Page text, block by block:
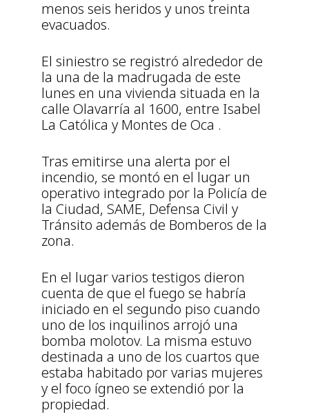
menos seis heridos y unos treinta
evacuados.
El siniestro se registró alrededor de
la una de la madrugada de este
lunes en una vivienda situada en la
calle Olavarría al 1600, entre Isabel
La Católica y Montes de Oca .
Tras emitirse una alerta por el
incendio, se montó en el lugar un
operativo integrado por la Policía de
la Ciudad, SAME, Defensa Civil y
Tránsito además de Bomberos de la
zona.
En el lugar varios testigos dieron
cuenta de que el fuego se habría
iniciado en el segundo piso cuando
uno de los inquilinos arrojó una
bomba molotov. La misma estuvo
destinada a uno de los cuartos que
estaba habitado por varias mujeres
y el foco ígneo se extendió por la
propiedad.